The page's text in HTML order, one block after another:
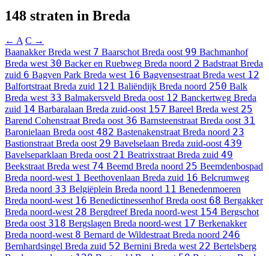
148 straten in Breda
← A C →
Baanakker Breda west 7 Baarschot Breda oost 99 Bachmanhof
Breda west 30 Backer en Ruebweg Breda noord 2 Badstraat Breda
zuid 6 Bagven Park Breda west 16 Bagvensestraat Breda west 12
Balfortstraat Breda zuid 121 Baliëndijk Breda noord 250 Balk
Breda west 33 Balmakersveld Breda oost 12 Banckertweg Breda
zuid 14 Barbaralaan Breda zuid-oost 157 Bareel Breda west 25
Barend Cohenstraat Breda oost 36 Barnsteenstraat Breda oost 31
Baronielaan Breda oost 482 Bastenakenstraat Breda noord 23
Bastionstraat Breda oost 29 Bavelselaan Breda zuid-oost 439
Bavelseparklaan Breda oost 21 Beatrixstraat Breda zuid 49
Beekstraat Breda west 74 Beemd Breda noord 25 Beemdenbospad
Breda noord-west 1 Beethovenlaan Breda zuid 16 Belcrumweg
Breda noord 33 Belgiëplein Breda noord 11 Benedenmoeren
Breda noord-west 16 Benedictinessenhof Breda oost 68 Bergakker
Breda noord-west 28 Bergdreef Breda noord-west 154 Bergschot
Breda oost 318 Bergslagen Breda noord-west 17 Berkenakker
Breda noord-west 8 Bernard de Wildestraat Breda noord 246
Bernhardsingel Breda zuid 52 Bernini Breda west 22 Bertelsberg